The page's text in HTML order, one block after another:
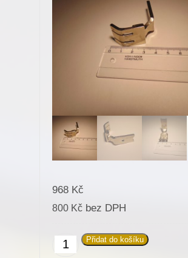
968 Kč
800 Kč bez DPH
Patka
Přidat do košíku